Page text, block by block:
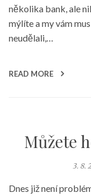
několika bank, ale
mýlíte a my vám
neudělali,…
READ MORE
Můžete
3. 8.
Dnes již není